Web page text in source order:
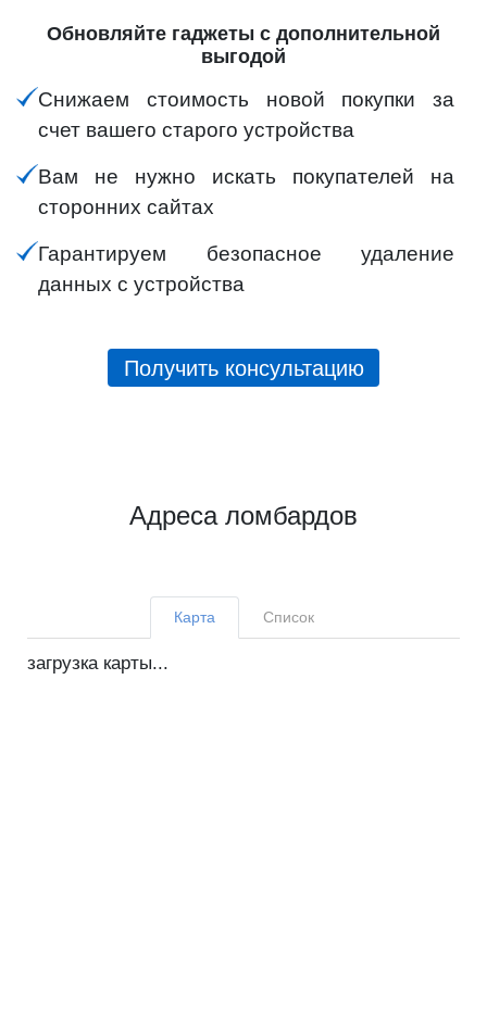
Обновляйте гаджеты с дополнительной
выгодой
Снижаем стоимость новой покупки за
счет вашего старого устройства
Вам не нужно искать покупателей на
сторонних сайтах
Гарантируем безопасное удаление
данных с устройства
Получить консультацию
Адреса ломбардов
Карта Список
загрузка карты...